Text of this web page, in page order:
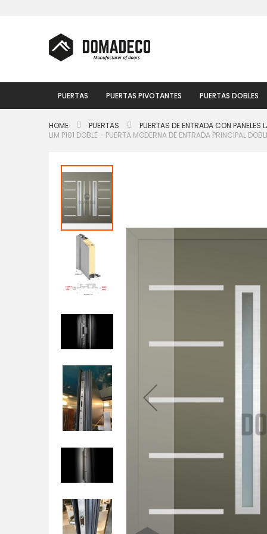
al
PUERTAS PUERTAS PIVOTANTES PUERTAS DOBLES
HOME PUERTAS PUERTAS DE ENTRADA CON PANELES
LIM P101 DOBLE - PUERTA MODERNA DE ENTRADA PRINCIPAL
Saltar
al
final
de
la
galería
de
imágenes